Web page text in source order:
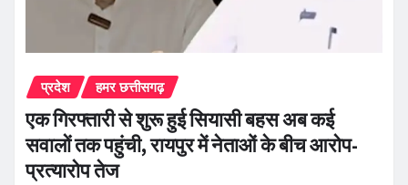
प्रदेश हमर छत्तीसगढ़
एक गिरफ्तारी से शुरू हुई सियासी बहस अब कई
सवालों तक पहुंची, रायपुर में नेताओं के बीच आरोप-
प्रत्यारोप तेज